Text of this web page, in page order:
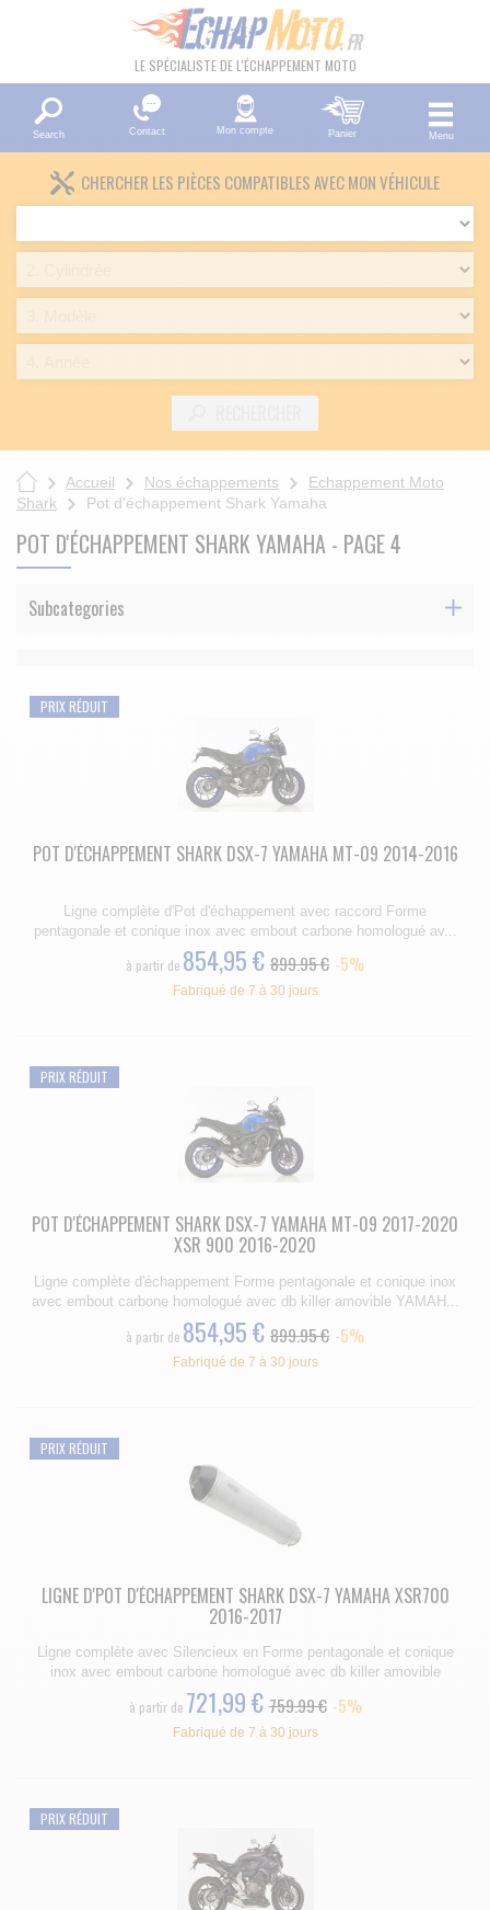
LE SPÉCIALISTE DE L'ÉCHAPPEMENT MOTO
Search Contact Mon compte Panier Menu
CHERCHER LES PIÈCES COMPATIBLES AVEC MON VÉHICULE
Accueil Nos échappements
Echappement Moto
Shark
Pot d'échappement Shark Yamaha
POT D'ÉCHAPPEMENT SHARK YAMAHA - PAGE 4
Subcategories
PRIX RÉDUIT
POT D'ÉCHAPPEMENT SHARK DSX-7 YAMAHA MT-09 2014-2016
Ligne complète d'Pot d'échappement avec raccord Forme
pentagonale et conique inox avec embout carbone homologué av...
à partir de 854,95 € 899.95 € -5%
Fabriqué de 7 à 30 jours
PRIX RÉDUIT
POT D'ÉCHAPPEMENT SHARK DSX-7 YAMAHA MT-09 2017-2020
XSR 900 2016-2020
Ligne complète d'échappement Forme pentagonale et conique inox
avec embout carbone homologué avec db killer amovible YAMAH...
à partir de 854,95 € 899.95 € -5%
Fabriqué de 7 à 30 jours
PRIX RÉDUIT
LIGNE D'POT D'ÉCHAPPEMENT SHARK DSX-7 YAMAHA XSR700
2016-2017
Ligne complète avec Silencieux en Forme pentagonale et conique
inox avec embout carbone homologué avec db killer amovible
à partir de 721,99 € 759.99 € -5%
Fabriqué de 7 à 30 jours
PRIX RÉDUIT